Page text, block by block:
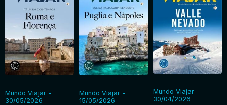
Mundo Viajar -
30/05/2026
Mundo Viajar -
15/05/2026
Mundo Viajar -
30/04/2026